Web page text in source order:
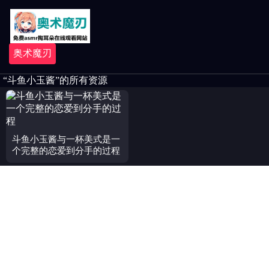
奥术魔刃
“斗鱼小玉酱”的所有资源
斗鱼小玉酱与一杯美式是一
个完整的恋爱到分手的过程